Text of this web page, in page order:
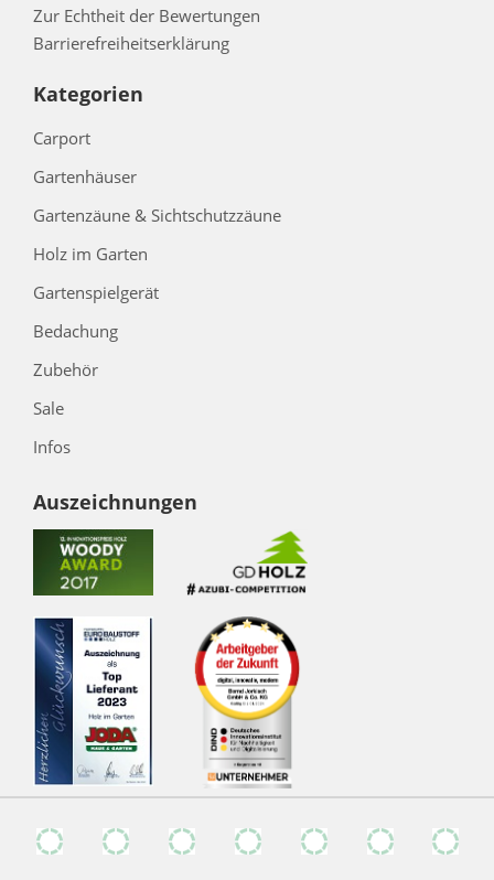
Zur Echtheit der Bewertungen
Barrierefreiheitserklärung
Kategorien
Carport
Gartenhäuser
Gartenzäune & Sichtschutzzäune
Holz im Garten
Gartenspielgerät
Bedachung
Zubehör
Sale
Infos
Auszeichnungen